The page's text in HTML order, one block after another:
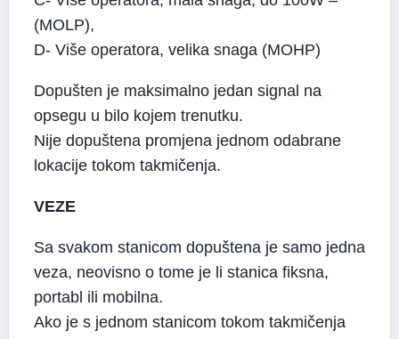
(MOLP),
D- Više operatora, velika snaga (MOHP)
Dopušten je maksimalno jedan signal na
opsegu u bilo kojem trenutku.
Nije dopuštena promjena jednom odabrane
lokacije tokom takmičenja.
VEZE
Sa svakom stanicom dopuštena je samo jedna
veza, neovisno o tome je li stanica fiksna,
portabl ili mobilna.
Ako je s jednom stanicom tokom takmičenja